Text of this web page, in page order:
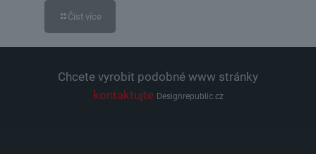
Číst více
Chcete vyrobit podobné www stránky
kontaktujte Designrepublic.cz